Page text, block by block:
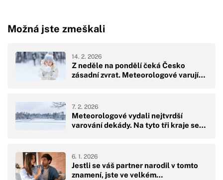
Možná jste zmeškali
Z neděle na pondělí čeká Česko
zásadní zvrat. Meteorologové varují…
14. 2. 2026
Meteorologové vydali nejtvrdší
varování dekády. Na tyto tři kraje se…
7. 2. 2026
Jestli se váš partner narodil v tomto
znamení, jste ve velkém…
6. 1. 2026